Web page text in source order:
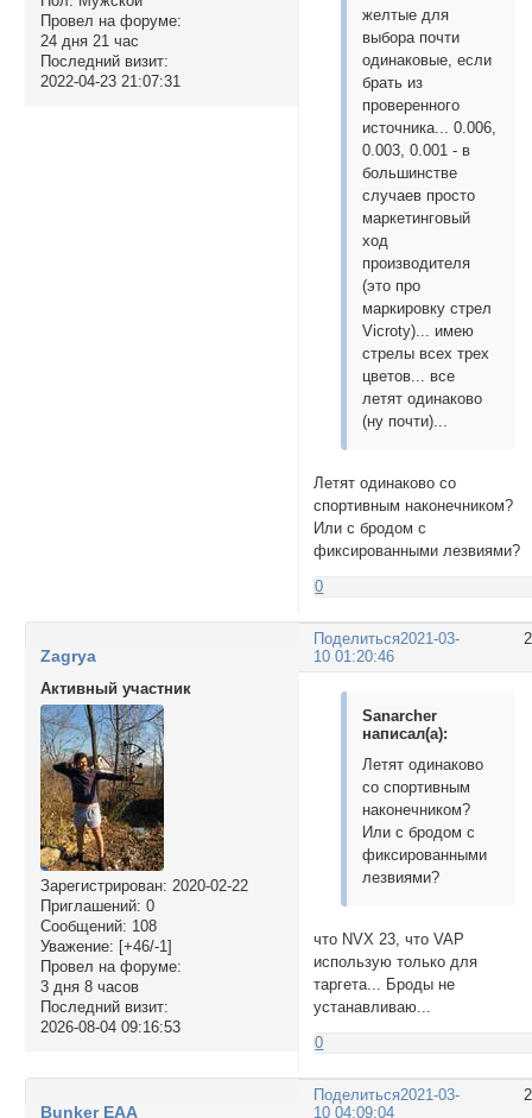
Провел на форуме:
24 дня 21 час
Последний визит:
2022-04-23 21:07:31
желтые для
выбора почти
одинаковые, если
брать из
проверенного
источника... 0.006,
0.003, 0.001 - в
большинстве
случаев просто
маркетинговый
ход
производителя
(это про
маркировку стрел
Vicroty)... имею
стрелы всех трех
цветов... все
летят одинаково
(ну почти)...
Летят одинаково со
спортивным наконечником?
Или с бродом с
фиксированными лезвиями?
0
Поделиться2021-03-
10 01:20:46
Zagrya
Активный участник
Зарегистрирован: 2020-02-22
Приглашений: 0
Сообщений: 108
Уважение: [+46/-1]
Провел на форуме:
3 дня 8 часов
Последний визит:
2026-08-04 09:16:53
Sanarcher
написал(а):
Летят одинаково
со спортивным
наконечником?
Или с бродом с
фиксированными
лезвиями?
что NVX 23, что VAP
использую только для
таргета... Броды не
устанавливаю...
0
Поделиться2021-03-
10 04:09:04
Bunker EAA